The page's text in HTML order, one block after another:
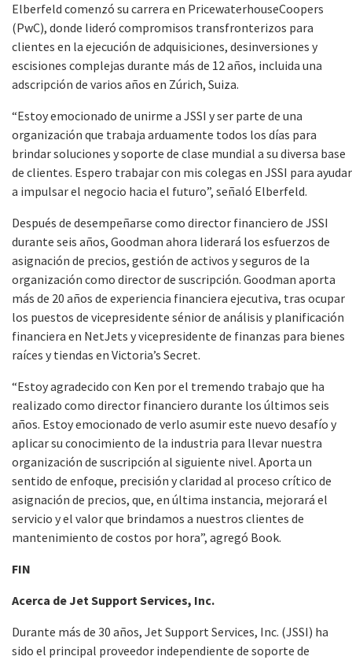
Elberfeld comenzó su carrera en PricewaterhouseCoopers
(PwC), donde lideró compromisos transfronterizos para
clientes en la ejecución de adquisiciones, desinversiones y
escisiones complejas durante más de 12 años, incluida una
adscripción de varios años en Zúrich, Suiza.
“Estoy emocionado de unirme a JSSI y ser parte de una
organización que trabaja arduamente todos los días para
brindar soluciones y soporte de clase mundial a su diversa base
de clientes. Espero trabajar con mis colegas en JSSI para ayudar
a impulsar el negocio hacia el futuro”, señaló Elberfeld.
Después de desempeñarse como director financiero de JSSI
durante seis años, Goodman ahora liderará los esfuerzos de
asignación de precios, gestión de activos y seguros de la
organización como director de suscripción. Goodman aporta
más de 20 años de experiencia financiera ejecutiva, tras ocupar
los puestos de vicepresidente sénior de análisis y planificación
financiera en NetJets y vicepresidente de finanzas para bienes
raíces y tiendas en Victoria’s Secret.
“Estoy agradecido con Ken por el tremendo trabajo que ha
realizado como director financiero durante los últimos seis
años. Estoy emocionado de verlo asumir este nuevo desafío y
aplicar su conocimiento de la industria para llevar nuestra
organización de suscripción al siguiente nivel. Aporta un
sentido de enfoque, precisión y claridad al proceso crítico de
asignación de precios, que, en última instancia, mejorará el
servicio y el valor que brindamos a nuestros clientes de
mantenimiento de costos por hora”, agregó Book.
FIN
Acerca de Jet Support Services, Inc.
Durante más de 30 años, Jet Support Services, Inc. (JSSI) ha
sido el principal proveedor independiente de soporte de